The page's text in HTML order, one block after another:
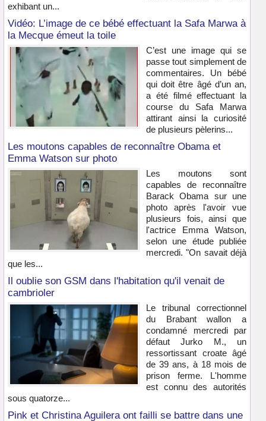
exhibant un...
Vidéo: L’image de ce bébé effectuant la Safa Marwa à
la Mecque émeut la toile
C’est une image qui se
passe tout simplement de
commentaires. Un bébé
qui doit être âgé d’un an,
a été filmé effectuant la
course du Safa Marwa
attirant ainsi la curiosité
de plusieurs pèlerins...
Les moutons capables de reconnaître Obama et
Emma Watson sur photo
Les moutons sont
capables de reconnaître
Barack Obama sur une
photo après l'avoir vue
plusieurs fois, ainsi que
l'actrice Emma Watson,
selon une étude publiée
mercredi. "On savait déjà
que les...
Il oublie son GSM dans l'habitation qu'il venait de
cambrioler
Le tribunal correctionnel
du Brabant wallon a
condamné mercredi par
défaut Jurko M., un
ressortissant croate âgé
de 39 ans, à 18 mois de
prison ferme. L'homme
est connu des autorités
sous quatorze...
Pink et Christina Aguilera ont failli se battre dans une